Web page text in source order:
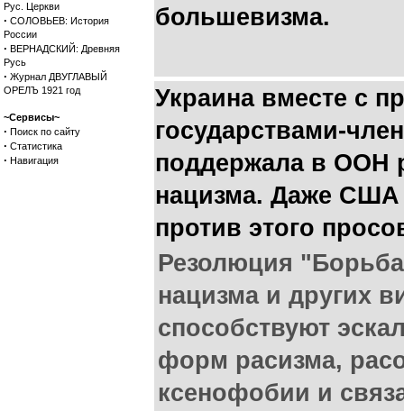
Рус. Церкви
· СОЛОВЬЕВ: История
России
· ВЕРНАДСКИЙ: Древняя
Русь
· Журнал ДВУГЛАВЫЙ
ОРЕЛЪ 1921 год
~Сервисы~
· Поиск по сайту
· Статистика
· Навигация
большевизма.
Украина вместе с
государствами-
поддержала в ООН
нацизма. Даже США
против этого
Резолюция
нацизма и других
способствуют
форм расизма,
ксенофобии и